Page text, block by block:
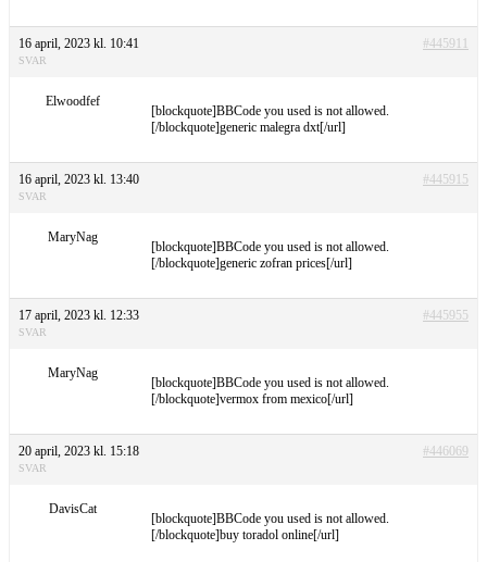
16 april, 2023 kl. 10:41 #445911
SVAR
Elwoodfef
[blockquote]BBCode you used is not allowed.
[/blockquote]generic malegra dxt[/url]
16 april, 2023 kl. 13:40 #445915
SVAR
MaryNag
[blockquote]BBCode you used is not allowed.
[/blockquote]generic zofran prices[/url]
17 april, 2023 kl. 12:33 #445955
SVAR
MaryNag
[blockquote]BBCode you used is not allowed.
[/blockquote]vermox from mexico[/url]
20 april, 2023 kl. 15:18 #446069
SVAR
DavisCat
[blockquote]BBCode you used is not allowed.
[/blockquote]buy toradol online[/url]